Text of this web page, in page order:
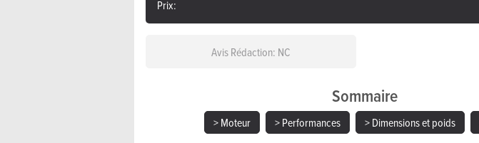
Prix:
Avis Rédaction: NC
Sommaire
> Moteur > Performances > Dimensions et poids